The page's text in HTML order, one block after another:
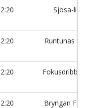
Sjösa-
Runtunas
Bryngan FC